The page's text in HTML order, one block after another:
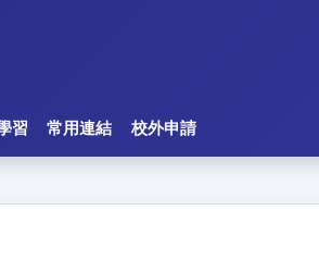
習 常用連結 校外申請